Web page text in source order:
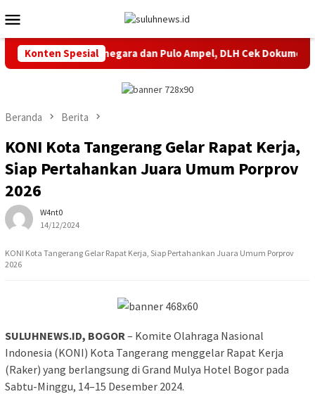
ke
kontenMobile
Konten Spesial
di Bojonegara dan Pulo Ampel, DLH Cek Dokumen
Beranda Berita
KONI Kota Tangerang Gelar Rapat Kerja,
Siap Pertahankan Juara Umum Porprov
2026
W4nt0
14/12/2024
KONI Kota Tangerang Gelar Rapat Kerja, Siap Pertahankan Juara Umum Porprov
2026
SULUHNEWS.ID, BOGOR – Komite Olahraga Nasional
Indonesia (KONI) Kota Tangerang menggelar Rapat Kerja
(Raker) yang berlangsung di Grand Mulya Hotel Bogor pada
Sabtu-Minggu, 14–15 Desember 2024.